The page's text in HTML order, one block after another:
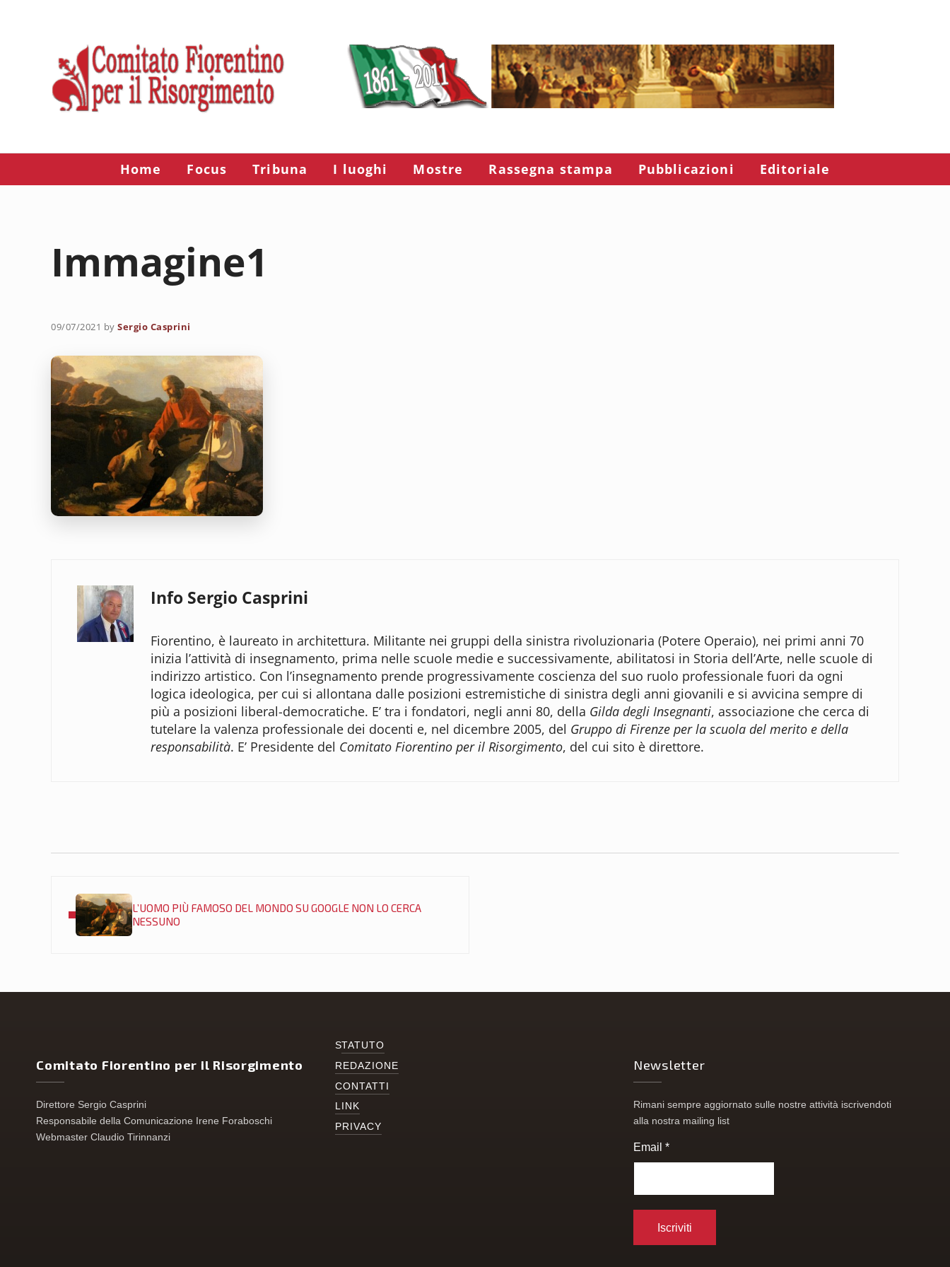
Home Focus Tribuna I luoghi Mostre Rassegna stampa Pubblicazioni Editoriale
Immagine1
09/07/2021 bySergio Casprini
Info Sergio Casprini
Fiorentino, è laureato in architettura. Militante nei gruppi della sinistra rivoluzionaria (Potere Operaio), nei primi anni 70
inizia l’attività di insegnamento, prima nelle scuole medie e successivamente, abilitatosi in Storia dell’Arte, nelle scuole di
indirizzo artistico. Con l’insegnamento prende progressivamente coscienza del suo ruolo professionale fuori da ogni
logica ideologica, per cui si allontana dalle posizioni estremistiche di sinistra degli anni giovanili e si avvicina sempre di
più a posizioni liberal-democratiche. E’ tra i fondatori, negli anni 80, della Gilda degli Insegnanti, associazione che cerca di
tutelare la valenza professionale dei docenti e, nel dicembre 2005, del Gruppo di Firenze per la scuola del merito e della
responsabilità. E’ Presidente del Comitato Fiorentino per il Risorgimento, del cui sito è direttore.
L’UOMO PIÙ FAMOSO DEL MONDO SU GOOGLE NON LO CERCA
NESSUNO
Comitato Fiorentino per il Risorgimento
Direttore Sergio Casprini
Responsabile della Comunicazione Irene Foraboschi
Webmaster Claudio Tirinnanzi
STATUTO
REDAZIONE
CONTATTI
LINK
PRIVACY
Newsletter
Rimani sempre aggiornato sulle nostre attività iscrivendoti
alla nostra mailing list
Email *